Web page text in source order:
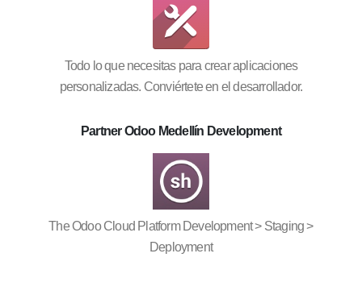
Todo lo que necesitas para crear aplicaciones
personalizadas. Conviértete en el desarrollador.
Partner Odoo Medellín Development
The Odoo Cloud Platform Development > Staging >
Deployment